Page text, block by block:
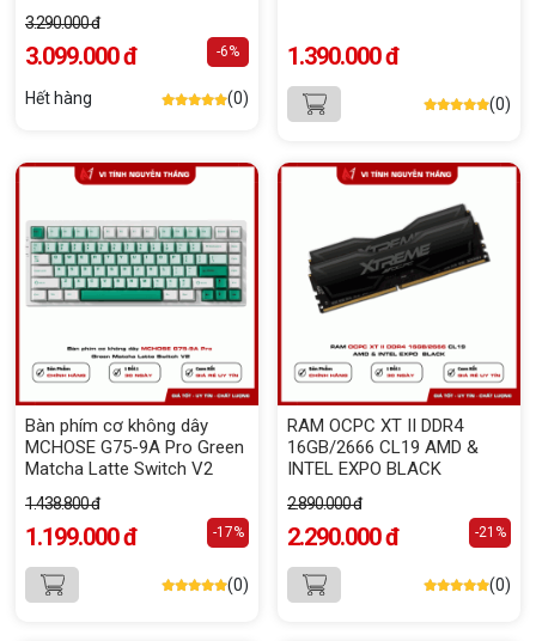
3.290.000 đ
3.099.000 đ -6%
Hết hàng (0)
1.390.000 đ
(0)
Bàn phím cơ không dây
MCHOSE G75-9A Pro Green
Matcha Latte Switch V2
1.438.800 đ
1.199.000 đ -17%
(0)
RAM OCPC XT II DDR4
16GB/2666 CL19 AMD &
INTEL EXPO BLACK
2.890.000 đ
2.290.000 đ -21%
(0)